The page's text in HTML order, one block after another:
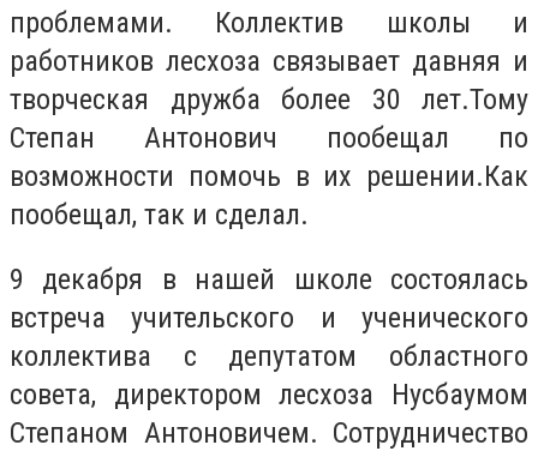
проблемами. Коллектив школы и
работников лесхоза связывает давняя и
творческая дружба более 30 лет.Тому
Степан Антонович пообещал по
возможности помочь в их решении.Как
пообещал, так и сделал.
9 декабря в нашей школе состоялась
встреча учительского и ученического
коллектива с депутатом областного
совета, директором лесхоза Нусбаумом
Степаном Антоновичем. Сотрудничество